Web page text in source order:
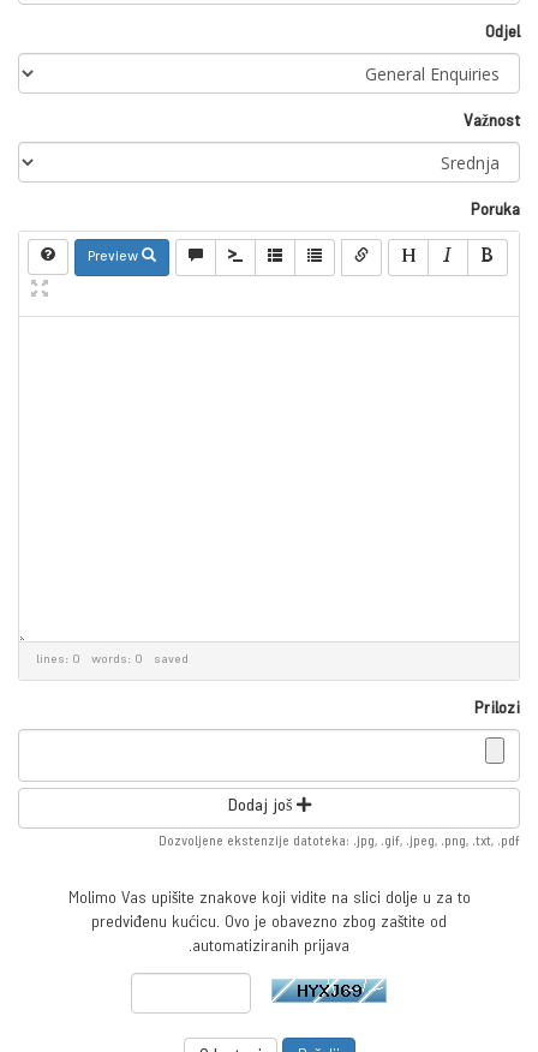
Odjel
Važnost
Poruka
lines: 0 words: 0 saved
Prilozi
Dodaj još
Dozvoljene ekstenzije datoteka: .jpg, .gif, .jpeg, .png, .txt, .pdf
Molimo Vas upišite znakove koji vidite na slici dolje u za to
predviđenu kućicu. Ovo je obavezno zbog zaštite od
automatiziranih prijava.